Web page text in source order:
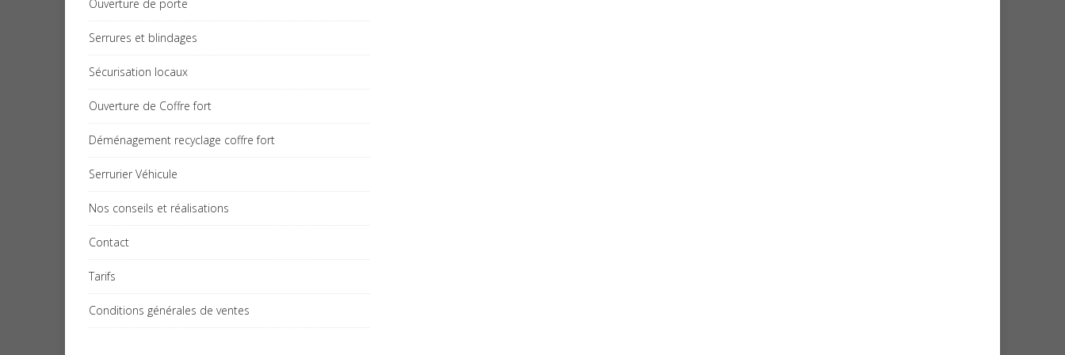
Ouverture de porte
Serrures et blindages
Sécurisation locaux
Ouverture de Coffre fort
Déménagement recyclage coffre fort
Serrurier Véhicule
Nos conseils et réalisations
Contact
Tarifs
Conditions générales de ventes